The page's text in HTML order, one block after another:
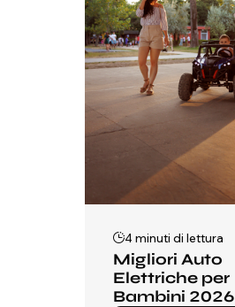
4 minuti di lettura
Migliori Auto
Elettriche per
Bambini 2026